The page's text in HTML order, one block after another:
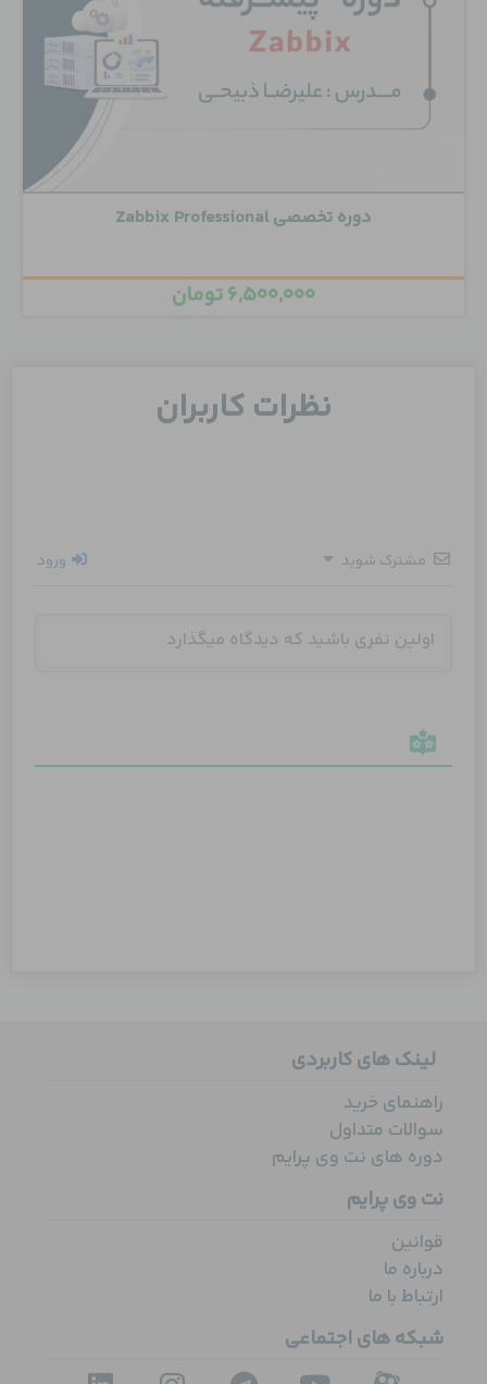
دوره تخصصی Zabbix Professional
۶,۵۰۰,۰۰۰تومان
نظرات کاربران
مشترک شوید ورود
لینک های کاربردی
راهنمای خرید
سوالات متداول
دوره های نت وی پرایم
نت وی پرایم
قوانین
درباره ما
ارتباط با ما
شبکه های اجتماعی